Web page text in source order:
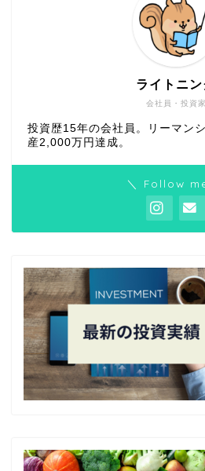
会社員・投資家
ライトニン
投資歴15年の会社員。リーマン
産2,000万円達成。
＼ Follow